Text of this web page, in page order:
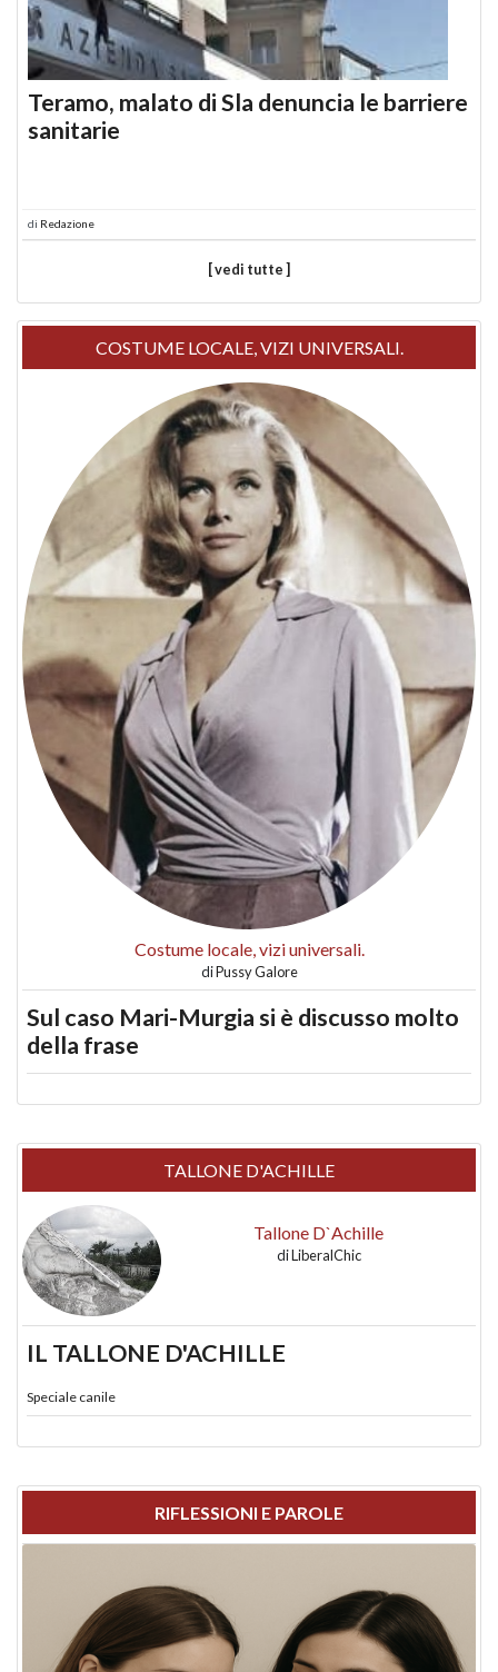
Teramo, malato di Sla denuncia le barriere
sanitarie
di Redazione
[ vedi tutte ]
COSTUME LOCALE, VIZI UNIVERSALI.
Costume locale, vizi universali.
diPussy Galore
Sul caso Mari-Murgia si è discusso molto
della frase
TALLONE D'ACHILLE
Tallone D`Achille
diLiberalChic
IL TALLONE D'ACHILLE
Speciale canile
RIFLESSIONI E PAROLE